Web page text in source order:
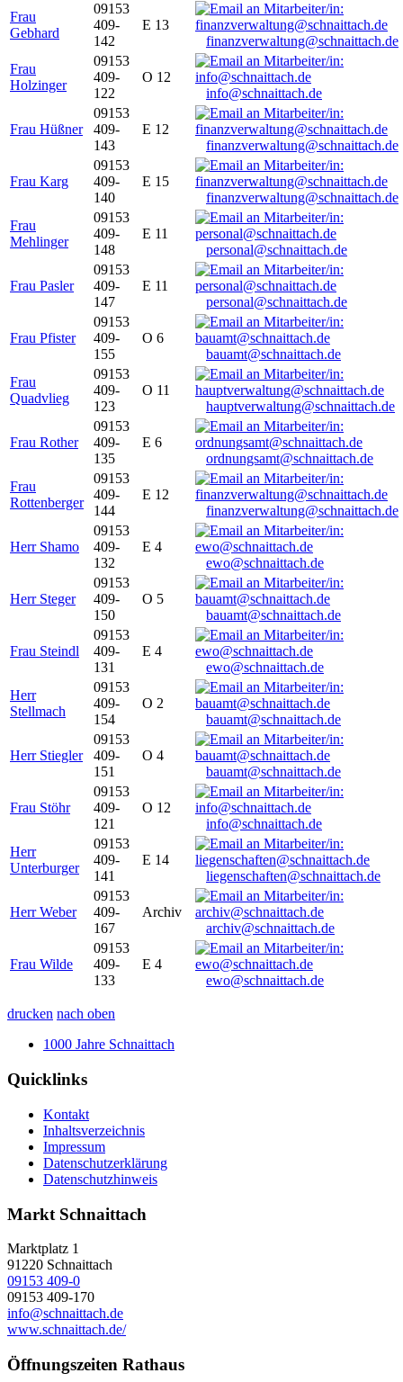
Frau
Gebhard
09153
409-
142
E 13
finanzverwaltung@schnaittach.de
Frau
Holzinger
09153
409-
122
O 12
info@schnaittach.de
Frau Hüßner
09153
409-
143
E 12
finanzverwaltung@schnaittach.de
Frau Karg
09153
409-
140
E 15
finanzverwaltung@schnaittach.de
Frau
Mehlinger
09153
409-
148
E 11
personal@schnaittach.de
Frau Pasler
09153
409-
147
E 11
personal@schnaittach.de
Frau Pfister
09153
409-
155
O 6
bauamt@schnaittach.de
Frau
Quadvlieg
09153
409-
123
O 11
hauptverwaltung@schnaittach.de
Frau Rother
09153
409-
135
E 6
ordnungsamt@schnaittach.de
Frau
Rottenberger
09153
409-
144
E 12
finanzverwaltung@schnaittach.de
Herr Shamo
09153
409-
132
E 4
ewo@schnaittach.de
Herr Steger
09153
409-
150
O 5
bauamt@schnaittach.de
Frau Steindl
09153
409-
131
E 4
ewo@schnaittach.de
Herr
Stellmach
09153
409-
154
O 2
bauamt@schnaittach.de
Herr Stiegler
09153
409-
151
O 4
bauamt@schnaittach.de
Frau Stöhr
09153
409-
121
O 12
info@schnaittach.de
Herr
Unterburger
09153
409-
141
E 14
liegenschaften@schnaittach.de
Herr Weber
09153
409-
167
Archiv
archiv@schnaittach.de
Frau Wilde
09153
409-
133
E 4
ewo@schnaittach.de
drucken nach oben
1000 Jahre Schnaittach
Quicklinks
Kontakt
Inhaltsverzeichnis
Impressum
Datenschutzerklärung
Datenschutzhinweis
Markt Schnaittach
Marktplatz 1
91220 Schnaittach
09153 409-0
09153 409-170
info@schnaittach.de
www.schnaittach.de/
Öffnungszeiten Rathaus